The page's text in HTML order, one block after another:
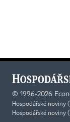
© 1996-2026
Hospodářské
Hospodářské noviny